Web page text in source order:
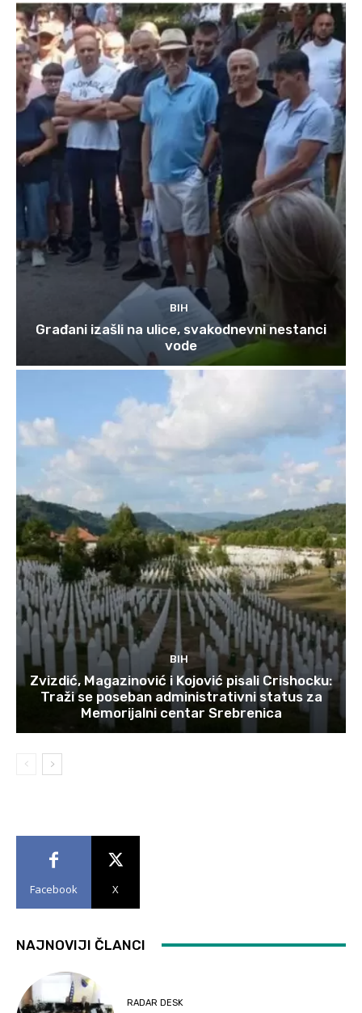
BIH
Građani izašli na ulice, svakodnevni nestanci
vode
BIH
Zvizdić, Magazinović i Kojović pisali Crishocku:
Traži se poseban administrativni status za
Memorijalni centar Srebrenica
Facebook X
NAJNOVIJI ČLANCI
RADAR DESK